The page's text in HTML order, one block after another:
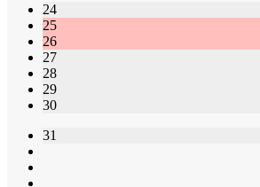
24
25
26
27
28
29
30
31